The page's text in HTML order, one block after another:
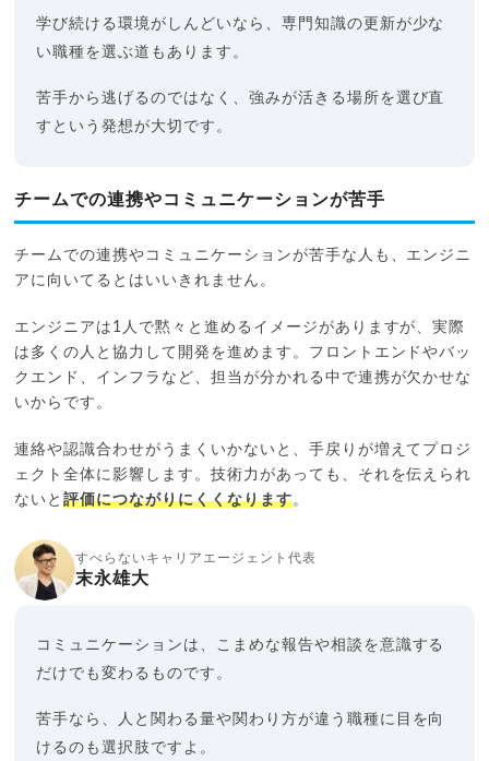
学び続ける環境がしんどいなら、専門知識の更新が少な
い職種を選ぶ道もあります。
苦手から逃げるのではなく、強みが活きる場所を選び直
すという発想が大切です。
チームでの連携やコミュニケーションが苦手
チームでの連携やコミュニケーションが苦手な人も、エンジニ
アに向いてるとはいいきれません。
エンジニアは1人で黙々と進めるイメージがありますが、実際
は多くの人と協力して開発を進めます。フロントエンドやバッ
クエンド、インフラなど、担当が分かれる中で連携が欠かせな
いからです。
連絡や認識合わせがうまくいかないと、手戻りが増えてプロジ
ェクト全体に影響します。技術力があっても、それを伝えられ
ないと評価につながりにくくなります。
すべらないキャリアエージェント代表
末永雄大
コミュニケーションは、こまめな報告や相談を意識する
だけでも変わるものです。
苦手なら、人と関わる量や関わり方が違う職種に目を向
けるのも選択肢ですよ。